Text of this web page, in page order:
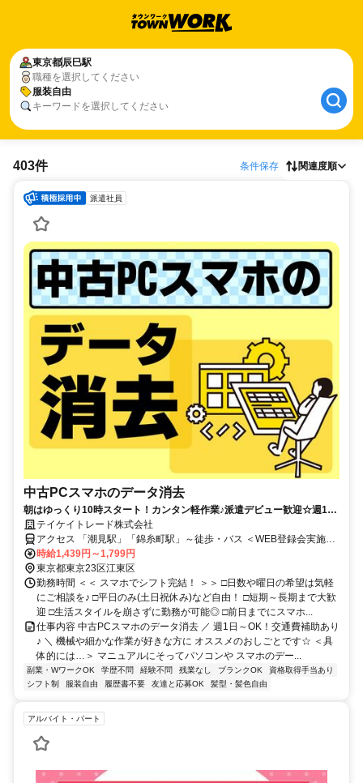
東京都辰巳駅
職種を選択してください
服装自由
キーワードを選択してください
403件 条件保存 関連度順
派遣社員
中古PCスマホのデータ消去
朝はゆっくり10時スタート！カンタン軽作業♪派遣デビュー歓迎☆週1日
～◎【WEB登録会実施中】
テイケイトレード株式会社
アクセス 「潮見駅」「錦糸町駅」～徒歩・バス ＜WEB登録会実施
中！＞
時給1,439円～1,799円
東京都東京23区江東区
勤務時間 ＜＜ スマホでシフト完結！ ＞＞ □日数や曜日の希望は気軽
にご相談を♪ □平日のみ(土日祝休み)など自由！ □短期～長期まで大歓
迎 □生活スタイルを崩さずに勤務が可能◎ □前日までにスマホ...
仕事内容 中古PCスマホのデータ消去 ／ 週1日～OK！交通費補助あり
♪ ＼ 機械や細かな作業が好きな方に オススメのおしごとです☆ ＜具
体的には…＞ マニュアルにそってパソコンや スマホのデー...
副業・WワークOK 学歴不問 経験不問 残業なし ブランクOK
資格取得手当あり
シフト制
服装自由 履歴書不要 友達と応募OK 髪型・髪色自由
アルバイト・パート